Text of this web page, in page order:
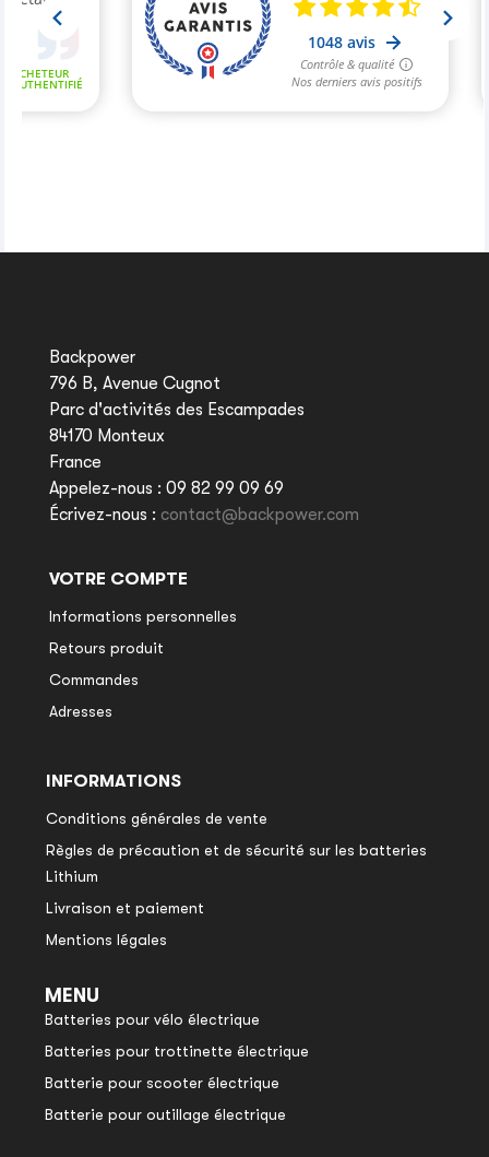
Backpower
796 B, Avenue Cugnot
Parc d'activités des Escampades
84170 Monteux
France
Appelez-nous : 09 82 99 09 69
Écrivez-nous : contact@backpower.com
VOTRE COMPTE
Informations personnelles
Retours produit
Commandes
Adresses
INFORMATIONS
Conditions générales de vente
Règles de précaution et de sécurité sur les batteries
Lithium
Livraison et paiement
Mentions légales
MENU
Batteries pour vélo électrique
Batteries pour trottinette électrique
Batterie pour scooter électrique
Batterie pour outillage électrique